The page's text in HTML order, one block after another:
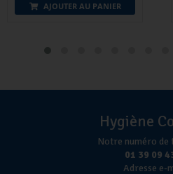
AJOUTER AU PANIER
Hygiène
Notre numéro de
01 39 09
Adresse e-